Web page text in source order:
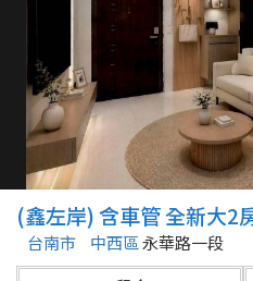
熱門
2026 台北降價好屋限量釋出
2026 台中降價好屋限量釋出
2026 高雄降價好屋限量釋出
縣市
不限
(鑫左岸) 含車管 全新大2
台南市 中西區永華路一段